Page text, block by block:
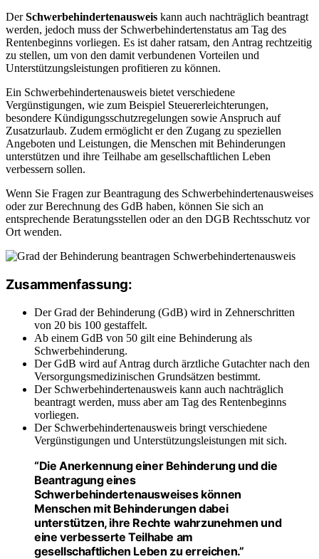
DerSchwerbehindertenausweis kann auch nachträglich beantragt
werden, jedoch muss der Schwerbehindertenstatus am Tag des
Rentenbeginns vorliegen. Es ist daher ratsam, den Antrag rechtzeitig
zu stellen, um von den damit verbundenen Vorteilen und
Unterstützungsleistungen profitieren zu können.
Ein Schwerbehindertenausweis bietet verschiedene
Vergünstigungen, wie zum Beispiel Steuererleichterungen,
besondere Kündigungsschutzregelungen sowie Anspruch auf
Zusatzurlaub. Zudem ermöglicht er den Zugang zu speziellen
Angeboten und Leistungen, die Menschen mit Behinderungen
unterstützen und ihre Teilhabe am gesellschaftlichen Leben
verbessern sollen.
Wenn Sie Fragen zur Beantragung des Schwerbehindertenausweises
oder zur Berechnung des GdB haben, können Sie sich an
entsprechende Beratungsstellen oder an den DGB Rechtsschutz vor
Ort wenden.
Zusammenfassung:
Der Grad der Behinderung (GdB) wird in Zehnerschritten
von 20 bis 100 gestaffelt.
Ab einem GdB von 50 gilt eine Behinderung als
Schwerbehinderung.
Der GdB wird auf Antrag durch ärztliche Gutachter nach den
Versorgungsmedizinischen Grundsätzen bestimmt.
Der Schwerbehindertenausweis kann auch nachträglich
beantragt werden, muss aber am Tag des Rentenbeginns
vorliegen.
Der Schwerbehindertenausweis bringt verschiedene
Vergünstigungen und Unterstützungsleistungen mit sich.
“Die Anerkennung einer Behinderung und die
Beantragung eines
Schwerbehindertenausweises können
Menschen mit Behinderungen dabei
unterstützen, ihre Rechte wahrzunehmen und
eine verbesserte Teilhabe am
gesellschaftlichen Leben zu erreichen.”